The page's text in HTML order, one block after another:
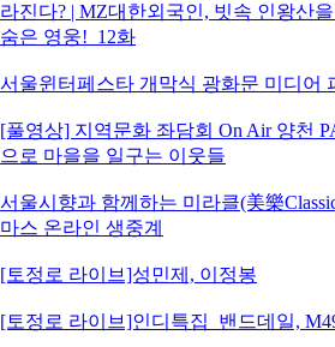
라진다? | MZ대한외국인, 빗속 인왕산
숨은 영웅!_12화
서울윈터페스타 개막식 광화문 미디어
[풀영상] 지역문화 좌담회 On Air 양천
으로 마을을 일구는 이웃들
서울시향과 함께하는 미라클(美樂
마스 온라인 생중계
[토정로 라이브]성민제, 이정봉
[토정로 라이브]인디특집_밴드데일,